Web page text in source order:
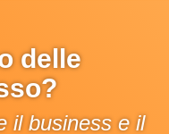
delle
il business e il